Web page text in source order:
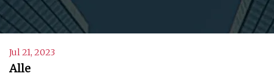
Jul 21, 2023
Alle